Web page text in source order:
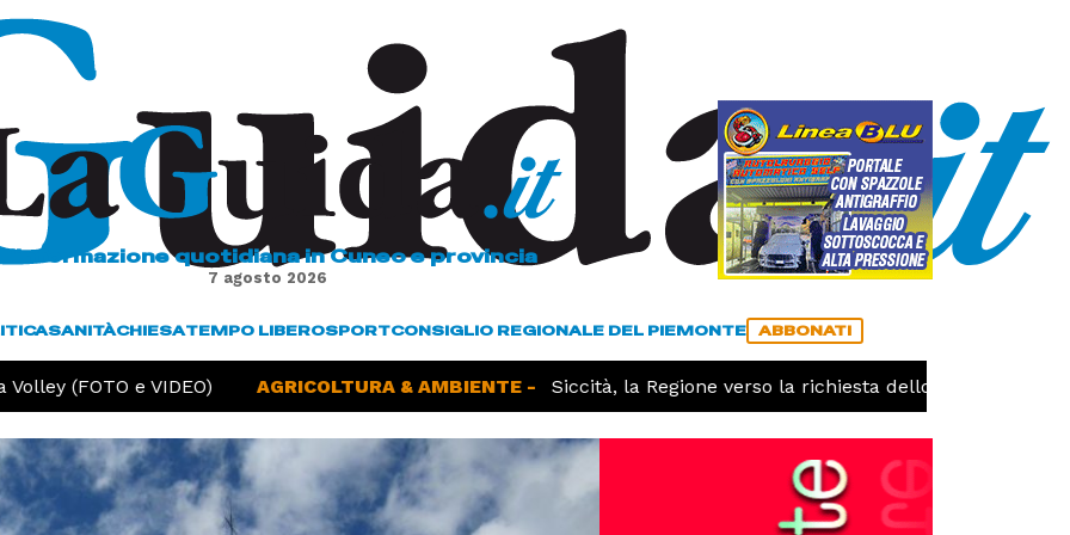
L'informazione quotidiana in Cuneo e provincia
7 agosto 2026
SANITÀCHIESATEMPO LIBEROSPORTCONSIGLIO REGIONALE DEL PIEMONTE ABBONATI
(FOTO e VIDEO) AGRICOLTURA & AMBIENTE - Siccità, la Regione verso la richiesta dello stato di